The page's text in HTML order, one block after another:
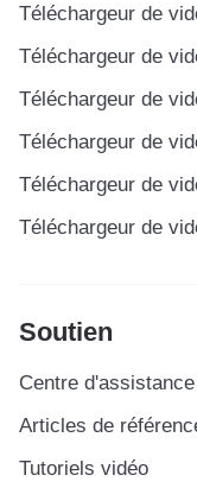
Téléchargeur de
Téléchargeur de
Téléchargeur de
Téléchargeur de
Téléchargeur de
Téléchargeur de
Soutien
Centre d'assistance
Articles de
Tutoriels vidéo